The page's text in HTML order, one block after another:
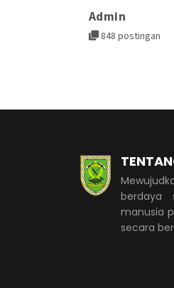
Admin
848 postingan
berdaya
manusia
secara